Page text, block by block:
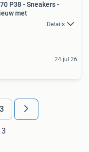
P38 - Sneakers -
met
Details
24 jul 26
3